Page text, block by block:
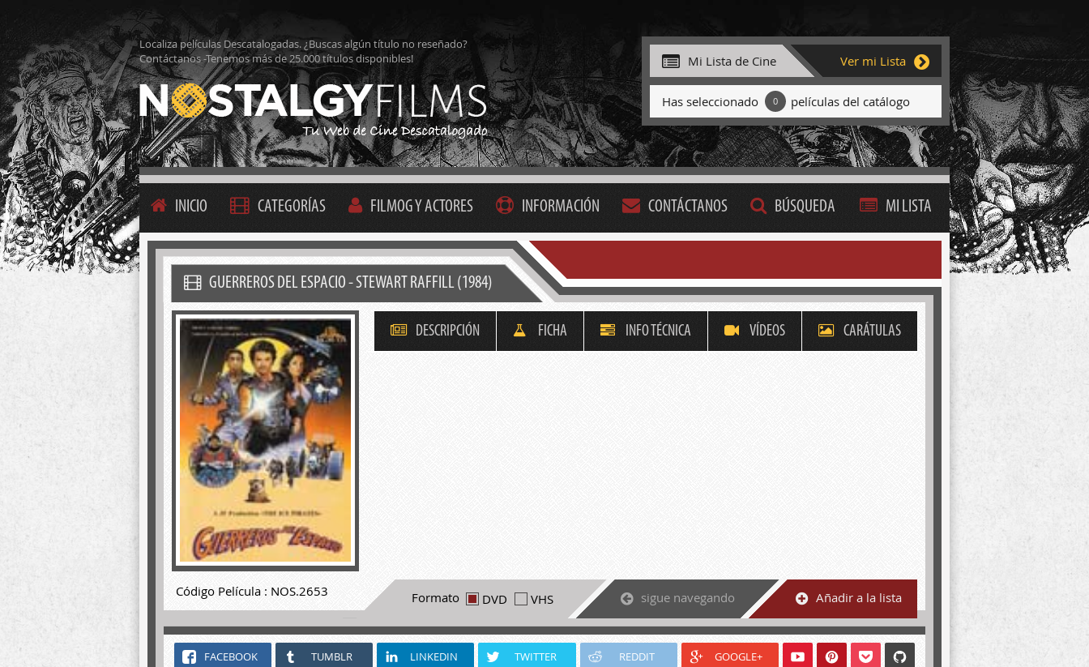
Localiza películas Descatalogadas. ¿Buscas algún título no reseñado?
Contáctanos -Tenemos más de 25.000 títulos disponibles!
Mi Lista de Cine Ver mi Lista
Has seleccionado 0 películas del catálogo
INICIO CATEGORÍAS FILMOG Y ACTORES INFORMACIÓN CONTÁCTANOS BÚSQUEDA MI LISTA
GUERREROS DEL ESPACIO - STEWART RAFFILL (1984)
DESCRIPCIÓN FICHA INFO TÉCNICA VÍDEOS CARÁTULAS
Código Película : NOS.2653 Formato DVD VHS sigue navegando Añadir a la lista
FACEBOOK TUMBLR LINKEDIN TWITTER REDDIT GOOGLE+